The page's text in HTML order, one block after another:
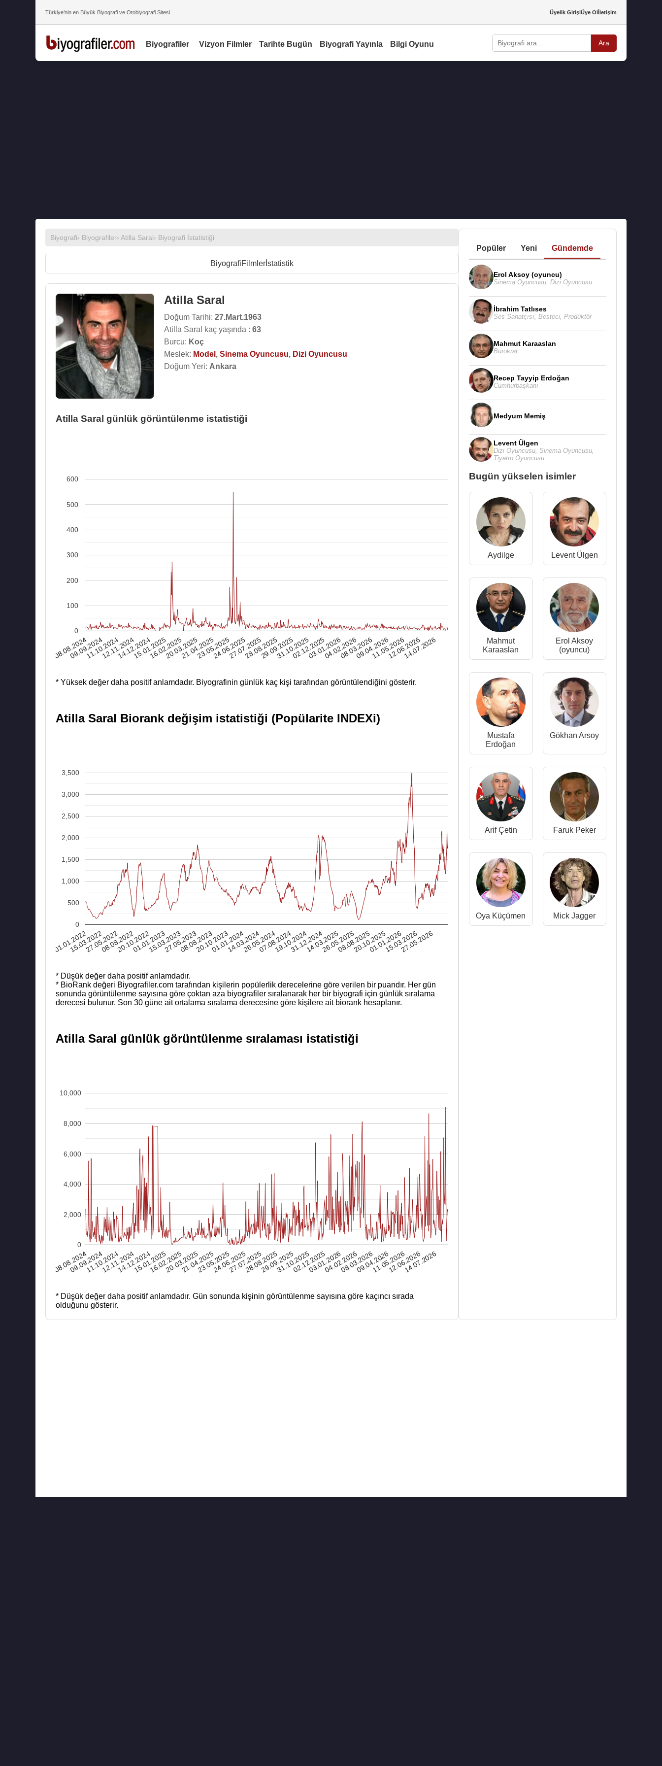
Türkiye’nin en Büyük Biyografi ve Otobiyografi Sitesi Üyelik GirişiÜye Olİletişim
Biyografiler Vizyon Filmler Tarihte Bugün Biyografi Yayınla Bilgi Oyunu Ara
Biyografi› Biyografiler› Atilla Saral› Biyografi İstatistiği
BiyografiFilmler İstatistik
Atilla Saral
Doğum Tarihi: 27.Mart.1963
Atilla Saral kaç yaşında : 63
Burcu: Koç
Meslek: Model , Sinema Oyuncusu, Dizi Oyuncusu
Doğum Yeri: Ankara
Atilla Saral günlük görüntülenme istatistiği
08.08.2024
09.09.2024
11.10.2024
12.11.2024
14.12.2024
15.01.2025
16.02.2025
20.03.2025
21.04.2025
23.05.2025
24.06.2025
27.07.2025
28.08.2025
29.09.2025
31.10.2025
02.12.2025
03.01.2026
04.02.2026
08.03.2026
09.04.2026
11.05.2026
12.06.2026
14.07.2026
0
100
200
300
400
500
600
* Yüksek değer daha positif anlamdadır. Biyografinin günlük kaç kişi tarafından görüntülendiğini gösterir.
Atilla Saral Biorank değişim istatistiği (Popülarite INDEXi)
01.01.2022
15.03.2022
27.05.2022
08.08.2022
20.10.2022
01.01.2023
15.03.2023
27.05.2023
08.08.2023
20.10.2023
01.01.2024
14.03.2024
26.05.2024
07.08.2024
19.10.2024
31.12.2024
14.03.2025
26.05.2025
08.08.2025
20.10.2025
01.01.2026
15.03.2026
27.05.2026
0
500
1,000
1,500
2,000
2,500
3,000
3,500
* Düşük değer daha positif anlamdadır.
* BioRank değeri Biyografiler.com tarafından kişilerin popülerlik derecelerine göre verilen bir puandır. Her gün
sonunda görüntülenme sayısına göre çoktan aza biyografiler sıralanarak her bir biyografi için günlük sıralama
derecesi bulunur. Son 30 güne ait ortalama sıralama derecesine göre kişilere ait biorank hesaplanır.
Atilla Saral günlük görüntülenme sıralaması istatistiği
08.08.2024
09.09.2024
11.10.2024
12.11.2024
14.12.2024
15.01.2025
16.02.2025
20.03.2025
21.04.2025
23.05.2025
24.06.2025
27.07.2025
28.08.2025
29.09.2025
31.10.2025
02.12.2025
03.01.2026
04.02.2026
08.03.2026
09.04.2026
11.05.2026
12.06.2026
14.07.2026
0
2,000
4,000
6,000
8,000
10,000
* Düşük değer daha positif anlamdadır. Gün sonunda kişinin görüntülenme sayısına göre kaçıncı sırada
olduğunu gösterir.
Popüler Yeni Gündemde
Erol Aksoy (oyuncu)
Sinema Oyuncusu Dizi Oyuncusu
İbrahim Tatlıses
Ses Sanatçısı Besteci Prodüktör
Mahmut Karaaslan
Bürokrat
Recep Tayyip Erdoğan
Cumhurbaşkanı
Medyum Memiş
Levent Ülgen
Dizi Oyuncusu, Sinema Oyuncusu,
Tiyatro Oyuncusu
Bugün yükselen isimler
Aydilge Levent Ülgen
Mahmut
Karaaslan
Erol Aksoy
(oyuncu)
Mustafa
Erdoğan
Gökhan Arsoy
Arif Çetin Faruk Peker
Oya Küçümen Mick Jagger